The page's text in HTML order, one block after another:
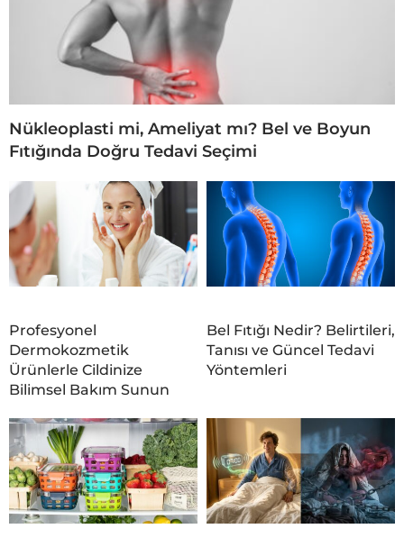
Nükleoplasti mi, Ameliyat mı? Bel ve Boyun
Fıtığında Doğru Tedavi Seçimi
Profesyonel
Dermokozmetik
Ürünlerle Cildinize
Bilimsel Bakım Sunun
Bel Fıtığı Nedir? Belirtileri,
Tanısı ve Güncel Tedavi
Yöntemleri